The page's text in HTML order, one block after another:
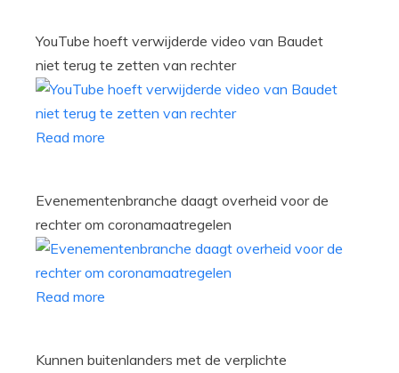
YouTube hoeft verwijderde video van Baudet
niet terug te zetten van rechter
Read more
Evenementenbranche daagt overheid voor de
rechter om coronamaatregelen
Read more
Kunnen buitenlanders met de verplichte